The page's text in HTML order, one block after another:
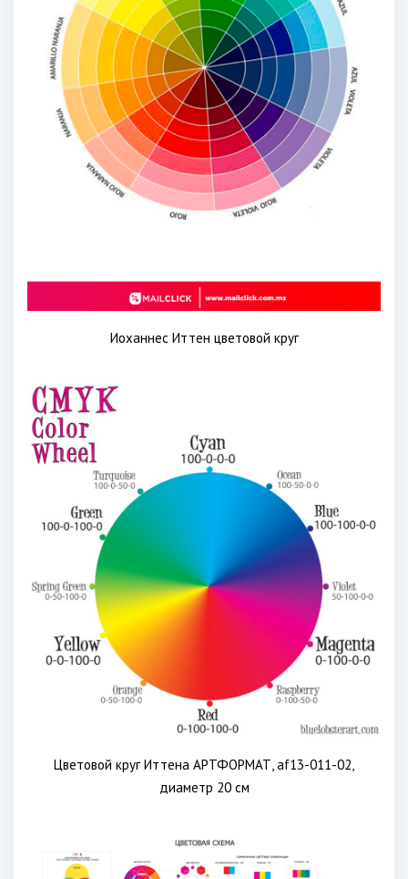
Иоханнес Иттен цветовой круг
Цветовой круг Иттена АРТФОРМАТ, af13-011-02,
диаметр 20 см